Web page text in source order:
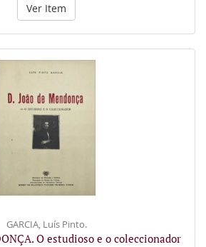
Ver Item
GARCIA, Luís Pinto.
O estudioso e o coleccionador